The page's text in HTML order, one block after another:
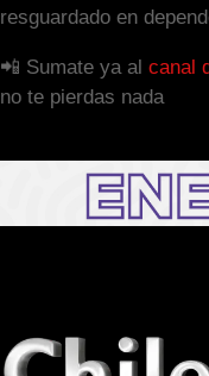
resguardado en
📲 Sumate ya al canal
no te pierdas nada